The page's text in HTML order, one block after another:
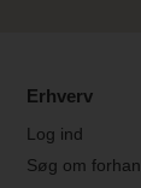
Erhverv
Log ind
Søg om